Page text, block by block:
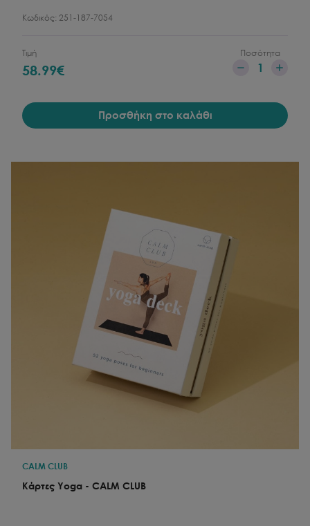
Κωδικός: 251-187-7054
Τιμή
58.99€
Ποσότητα
1
Προσθήκη στο καλάθι
CALM CLUB
Κάρτες Yoga - CALM CLUB